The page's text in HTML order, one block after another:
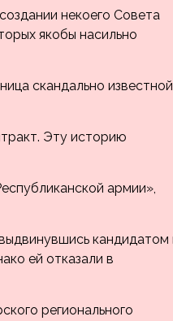
некоего Совета
якобы насильно
скандально известной
Эту историю
армии»,
кандидатом
ей отказали в
регионального